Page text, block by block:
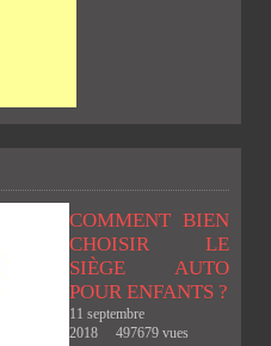
COMMENT BIEN
CHOISIR LE
SIÈGE AUTO
POUR ENFANTS ?
11 septembre
2018
497679 vues